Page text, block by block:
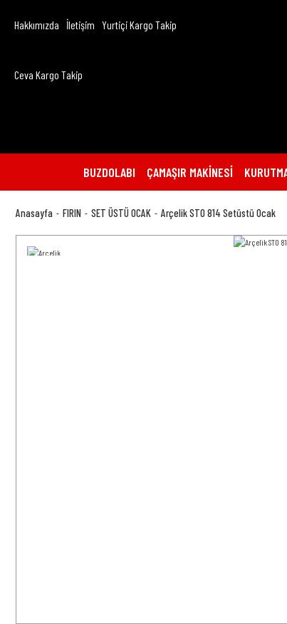
Hakkımızda İletişim Yurtiçi Kargo Takip
Ceva Kargo Takip
BUZDOLABI ÇAMAŞIR MAKİNESİ
Anasayfa FIRIN SET ÜSTÜ OCAK Arçelik STO 814 Setüstü Ocak